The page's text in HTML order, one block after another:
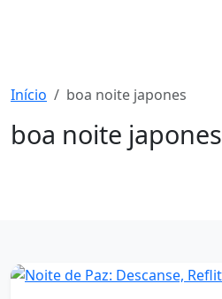
Início boa noite japones
boa noite japones